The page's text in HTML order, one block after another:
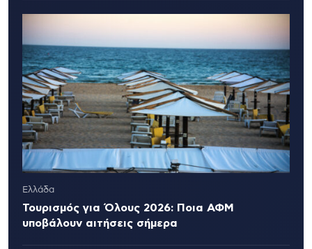
Ελλάδα
Τουρισμός για Όλους 2026: Ποια ΑΦΜ
υποβάλουν αιτήσεις σήμερα